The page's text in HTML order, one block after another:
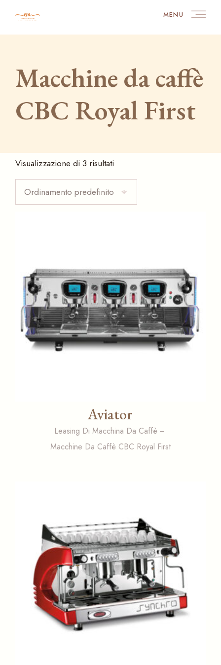
MENU
Macchine da caffè
CBC Royal First
Visualizzazione di 3 risultati
Ordinamento predefinito
Aviator
Leasing Di Macchina Da Caffè
Macchine Da Caffè CBC Royal First